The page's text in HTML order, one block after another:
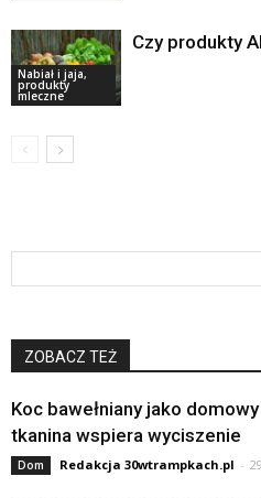
Nabiał i jaja,
produkty
mleczne
Czy produkty
ZOBACZ TEŻ
Koc bawełniany jako
tkanina wspiera wyciszenie
Dom Redakcja 30wtrampkach.pl -